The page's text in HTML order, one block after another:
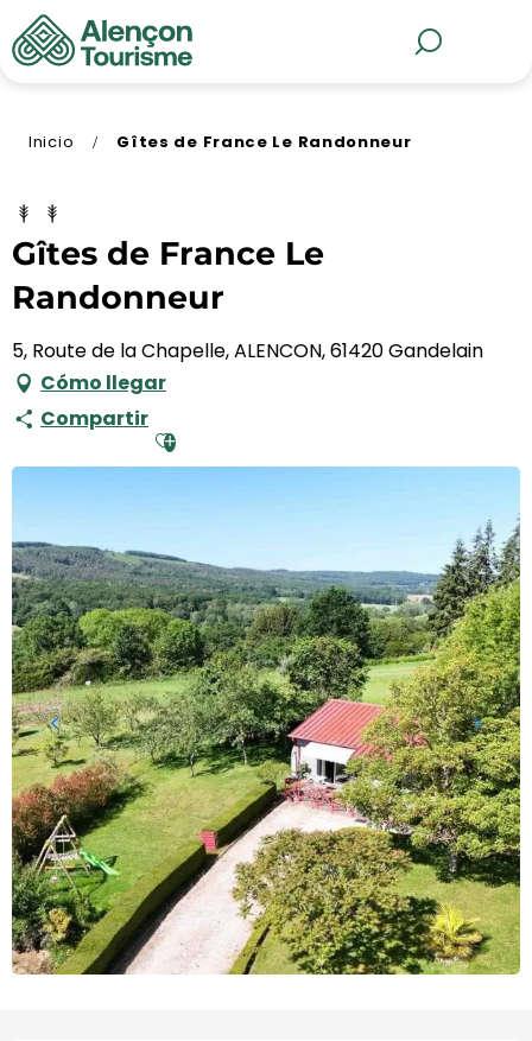
Aller
au
contenu
Inicio Gîtes de France Le Randonneur
Gîtes de France Le
Randonneur
5, Route de la Chapelle, ALENCON, 61420 Gandelain
Cómo llegar
Compartir Ajouter aux favoris